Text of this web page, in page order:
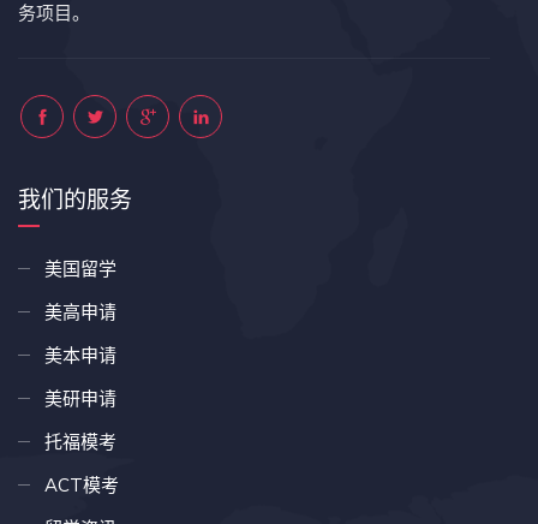
务项目。
我们的服务
美国留学
美高申请
美本申请
美研申请
托福模考
ACT模考